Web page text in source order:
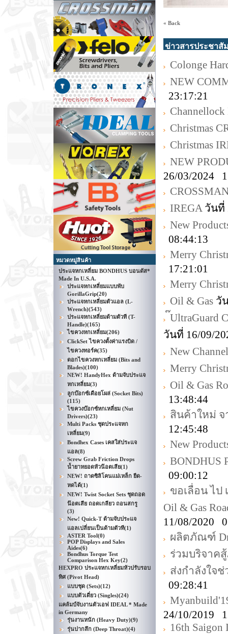
หมวดหมู่สินค้า
ประแจหกเหลี่ยม BONDHUS บอนดัส*
Made In U.S.A.
ประแจหกเหลี่ยมแบบพับ
GorillaGrip(20)
ประแจหกเหลี่ยมตัวแอล (L-
Wrench)(543)
ประแจหกเหลี่ยมด้ามตัวที (T-
Handle)(165)
ไขควงหกเหลี่ยม(206)
ClickSet ไขควงตั้งค่าแรงบิด /
ไขควงทอร์ค(35)
ดอกไขควงหกเหลี่ยม (Bits and
Blades)(100)
NEW! HandyHex ด้ามจับประแจ
หกเหลี่ยม(3)
ลูกบ๊อกซ์เดือยโผล่ (Socket Bits)
(115)
ไขควงบ๊อกซ์หกเหลี่ยม (Nut
Drivers)(23)
Multi Packs ชุดประแจหก
เหลี่ยม(9)
Bondhex Cases เคสใส่ประแจ
แอล(8)
Screw Grab Friction Drops
น้ำยาหยอดหัวน๊อตเสีย(1)
NEW! ถาดซิลิโคนแม่เหล็ก ยืด-
หดได้(1)
NEW! Twist Socket Sets ชุดถอด
น๊อตเสีย ถอดเกลียว ถอนสกรู
(3)
New! Quick-T ด้ามจับประแจ
แอลเปลี่ยนเป็นด้ามตัวที(1)
ASTER Tool(0)
POP Displays and Sales
Aides(6)
Bondhus Torque Test
Comparison Hex Key(2)
HEXPRO ประแจหกเหลี่ยมหัวปรับรอบ
ทิศ (Pivot Head)
แบบชุด (Sets)(12)
แบบตัวเดี่ยว (Singles)(24)
แคล้มป์จับงานตัวเอฟ IDEAL * Made
in Germany
รุ่นงานหนัก (Heavy Duty)(9)
รุ่นปากลึก (Deep Throat)(4)
« Back
ข่าวสารประชาสั
Colonge
NEW
23:17:21
Christmas
Christmas
NEW
26/03/2024
IREGAวันที่
New
08:44:13
Merry
17:21:01
Merry
Oil & Gas วั
UltraGuard
วันที่ 16/09/
New
Merry
Oil & Gas
13:48:44
สินค้าใหม่ จ
12:45:48
New
BONDHUS
09:00:12
ขอเลื่อน ไป
Oil & Gas
11/08/2020
ผลิตภัณฑ์
ร่วมบริจาค
ส่งกำลังใจช่
09:28:41
24/10/2019
16th Saigon